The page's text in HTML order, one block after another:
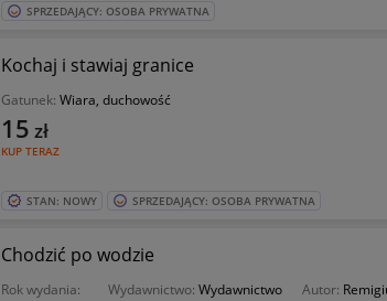
SPRZEDAJĄCY: OSOBA PRYWATNA
Kochaj i stawiaj granice
Gatunek: Wiara, duchowość
KUP TERAZ
15 zł
STAN: NOWY SPRZEDAJĄCY: OSOBA PRYWATNA
Chodzić po wodzie
Rok wydania:
Wydawnictwo:Wydawnictwo
Autor: